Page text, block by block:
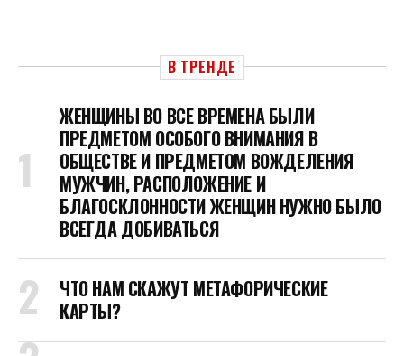
В ТРЕНДЕ
ЖЕНЩИНЫ ВО ВСЕ ВРЕМЕНА БЫЛИ
ПРЕДМЕТОМ ОСОБОГО ВНИМАНИЯ В
ОБЩЕСТВЕ И ПРЕДМЕТОМ ВОЖДЕЛЕНИЯ
МУЖЧИН, РАСПОЛОЖЕНИЕ И
БЛАГОСКЛОННОСТИ ЖЕНЩИН НУЖНО БЫЛО
ВСЕГДА ДОБИВАТЬСЯ
ЧТО НАМ СКАЖУТ МЕТАФОРИЧЕСКИЕ
КАРТЫ?